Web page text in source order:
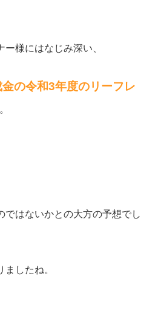
様にはなじみ深い、
の令和3年度のリーフレ
ではないかとの大方の予想でし
したね。